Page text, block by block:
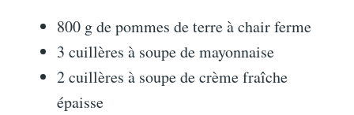
800 g de pommes de terre à chair ferme
3 cuillères à soupe de mayonnaise
2 cuillères à soupe de crème fraîche
épaisse